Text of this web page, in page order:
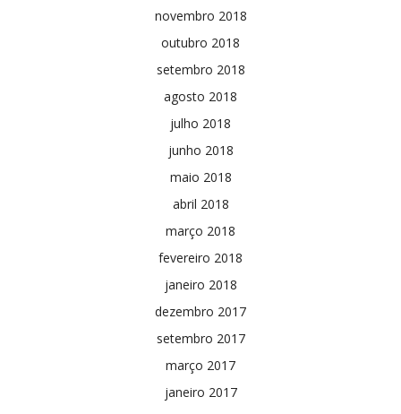
novembro 2018
outubro 2018
setembro 2018
agosto 2018
julho 2018
junho 2018
maio 2018
abril 2018
março 2018
fevereiro 2018
janeiro 2018
dezembro 2017
setembro 2017
março 2017
janeiro 2017